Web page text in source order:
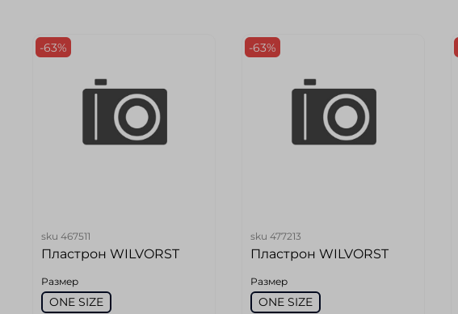
-63%
sku 467511
Пластрон WILVORST
Размер
ONE SIZE
-63%
sku477213
Пластрон WILVORST
Размер
ONE SIZE